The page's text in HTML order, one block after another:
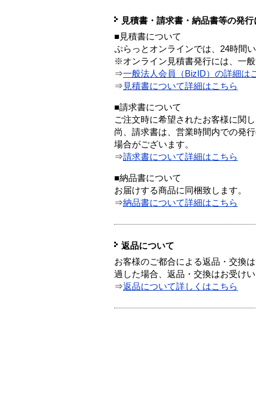
見積書・請求書・納品書等の発行
■見積書について
ぷらっとオンラインでは、24時間
※オンライン見積書発行には、一
⇒一般法人会員（BizID）の詳細は
⇒ 見積書について詳細はこちら
■請求書について
ご注文時に希望されたお客様に関
尚、請求書は、営業時間内での発
場合がございます。
⇒請求書について詳細はこちら
■納品書について
お届けする商品に同梱致します。
⇒納品書について詳細はこちら
返品について
お客様のご都合による返品・交換
過した場合、返品・交換はお受けい
⇒返品について詳しくはこちら